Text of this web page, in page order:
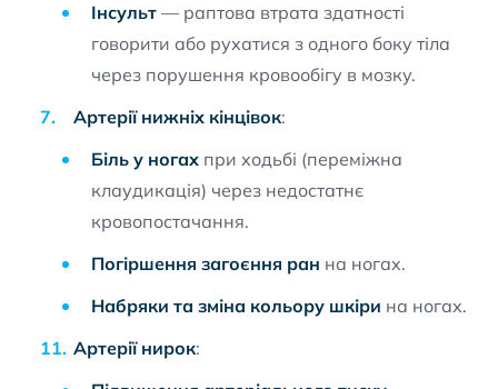
Інсульт — раптова втрата здатності
говорити або рухатися з одного боку тіла
через порушення кровообігу в мозку.
Артерії нижніх кінцівок:
Біль у ногах при ходьбі (переміжна
клаудикація) через недостатнє
кровопостачання.
Погіршення загоєння ран на ногах.
Набряки та зміна кольору шкіри на ногах.
Артерії нирок: